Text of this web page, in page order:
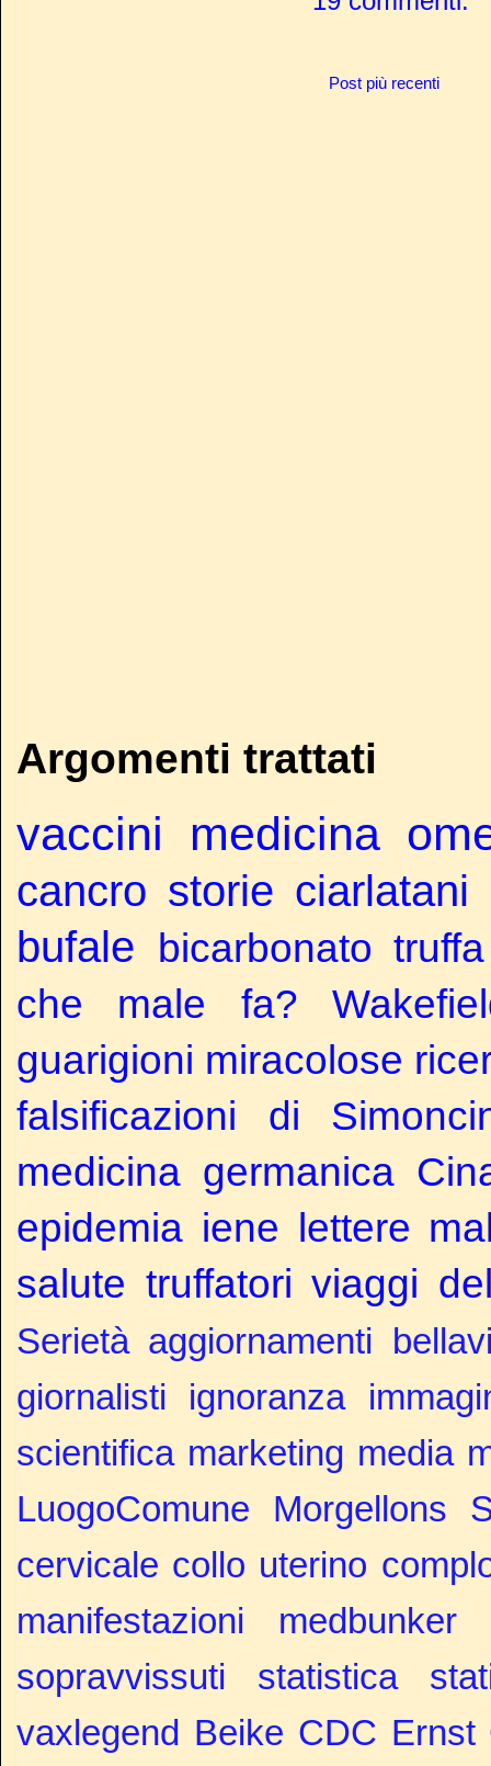
Post più recenti
Argomenti trattati
vaccini medicina
cancro storie ciarlatani
bufale
bicarbonato truffa
che male fa?
guarigioni miracolose
falsificazioni di
medicina germanica
epidemia iene lettere
salute truffatori viaggi
Serietà aggiornamenti
giornalisti
ignoranza
scientifica marketing media
LuogoComune
Morgellons
cervicale collo uterino
manifestazioni
medbunker
sopravvissuti
statistica
vaxlegend Beike CDC Ernst